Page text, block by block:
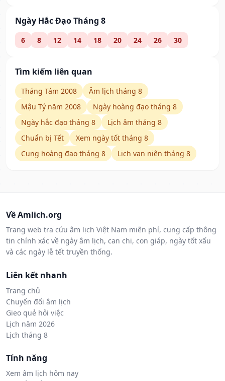
Ngày Hắc Đạo Tháng 8
6 8 12 14 18 20 24 26 30
Tìm kiếm liên quan
Tháng Tám 2008
Âm lịch tháng 8
Mậu Tý năm 2008
Ngày hoàng đạo tháng 8
Ngày hắc đạo tháng 8
Lịch âm tháng 8
Chuẩn bị Tết
Xem ngày tốt tháng 8
Cung hoàng đạo tháng 8
Lịch vạn niên tháng 8
Về Amlich.org
Trang web tra cứu âm lịch Việt Nam miễn phí, cung cấp thông
tin chính xác về ngày âm lịch, can chi, con giáp, ngày tốt xấu
và các ngày lễ tết truyền thống.
Liên kết nhanh
Trang chủ
Chuyển đổi âm lịch
Gieo quẻ hỏi việc
Lịch năm 2026
Lịch tháng 8
Tính năng
Xem âm lịch hôm nay